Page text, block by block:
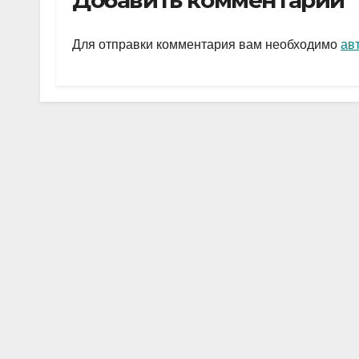
gr
a
s
A
p
а
в
ть
Для отправки комментария вам необходимо